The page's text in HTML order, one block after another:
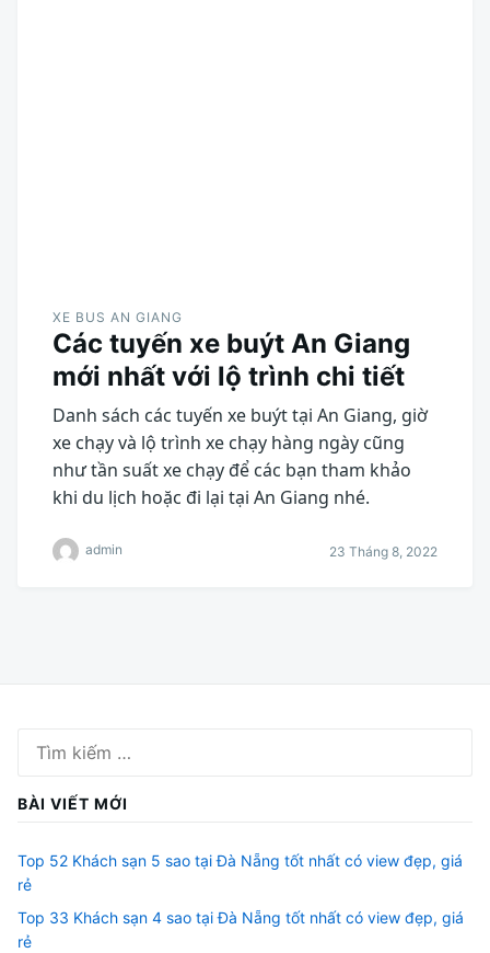
XE BUS AN GIANG
Các tuyến xe buýt An Giang
mới nhất với lộ trình chi tiết
Danh sách các tuyến xe buýt tại An Giang, giờ
xe chạy và lộ trình xe chạy hàng ngày cũng
như tần suất xe chạy để các bạn tham khảo
khi du lịch hoặc đi lại tại An Giang nhé.
admin 23 Tháng 8, 2022
kiếm
BÀI VIẾT MỚI
Top 52 Khách sạn 5 sao tại Đà Nẵng tốt nhất có view đẹp, giá
rẻ
Top 33 Khách sạn 4 sao tại Đà Nẵng tốt nhất có view đẹp, giá
rẻ